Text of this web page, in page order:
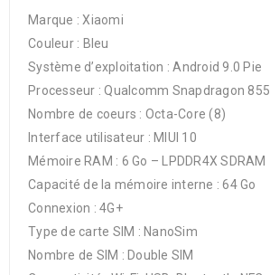
Marque : Xiaomi
Couleur : Bleu
Système d’exploitation : Android 9.0 Pie
Processeur : Qualcomm Snapdragon 855
Nombre de coeurs : Octa-Core (8)
Interface utilisateur : MIUI 10
Mémoire RAM : 6 Go – LPDDR4X SDRAM
Capacité de la mémoire interne : 64 Go
Connexion : 4G+
Type de carte SIM : NanoSim
Nombre de SIM : Double SIM